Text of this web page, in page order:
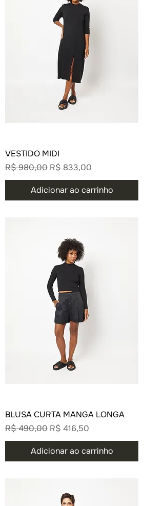
VESTIDO MIDI
Preço normal
R$ 980,00 Preço promocional
R$ 833,00
Adicionar ao carrinho
BLUSA CURTA MANGA LONGA
Preço normal
R$ 490,00 Preço promocional
R$ 416,50
Adicionar ao carrinho